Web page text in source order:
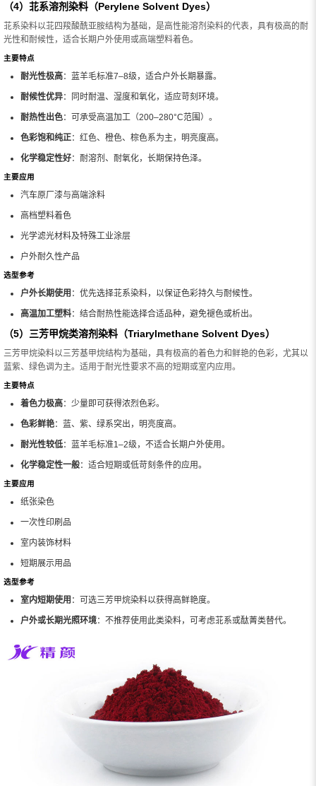
（4）苝系溶剂染料（Perylene Solvent Dyes）
苝系染料以苝四羧酸酰亚胺结构为基础，是高性能溶剂染料的代表，具有极高的耐
光性和耐候性，适合长期户外使用或高端塑料着色。
主要特点
耐光性极高：蓝羊毛标准7–8级，适合户外长期暴露。
耐候性优异：同时耐温、湿度和氧化，适应苛刻环境。
耐热性出色：可承受高温加工（200–280°C范围）。
色彩饱和纯正：红色、橙色、棕色系为主，明亮度高。
化学稳定性好：耐溶剂、耐氧化，长期保持色泽。
主要应用
汽车原厂漆与高端涂料
高档塑料着色
光学滤光材料及特殊工业涂层
户外耐久性产品
选型参考
户外长期使用 ：优先选择苝系染料，以保证色彩持久与耐候性。
高温加工塑料：结合耐热性能选择合适品种，避免褪色或析出。
（5）三芳甲烷类溶剂染料（Triarylmethane Solvent Dyes）
三芳甲烷染料以三芳基甲烷结构为基础，具有极高的着色力和鲜艳的色彩，尤其以
蓝紫、绿色调为主。适用于耐光性要求不高的短期或室内应用。
主要特点
着色力极高：少量即可获得浓烈色彩。
色彩鲜艳：蓝、紫、绿系突出，明亮度高。
耐光性较低：蓝羊毛标准1–2级，不适合长期户外使用。
化学稳定性一般：适合短期或低苛刻条件的应用。
主要应用
纸张染色
一次性印刷品
室内装饰材料
短期展示用品
选型参考
室内短期使用 ：可选三芳甲烷染料以获得高鲜艳度。
户外或长期光照环境：不推荐使用此类染料，可考虑苝系或酞菁类替代。